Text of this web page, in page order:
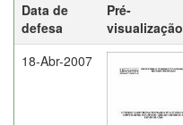
Data de
defesa
Pré-
visualização
18-Abr-2007